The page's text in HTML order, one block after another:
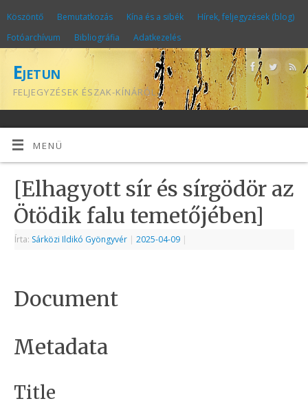
Köszöntő Bemutatkozás Kína és a sibék
Hírek, feljegyzések (blog)
Fotóarchívum
Bibliográfia Adatkezelés
Ejetun
FELJEGYZÉSEK ÉSZAK-KÍNÁRÓL
MENÜ
[Elhagyott sír és sírgödör az
Ötödik falu temetőjében]
Írta: Sárközi Ildikó Gyöngyvér | 2025-04-09 |
Document
Metadata
Title